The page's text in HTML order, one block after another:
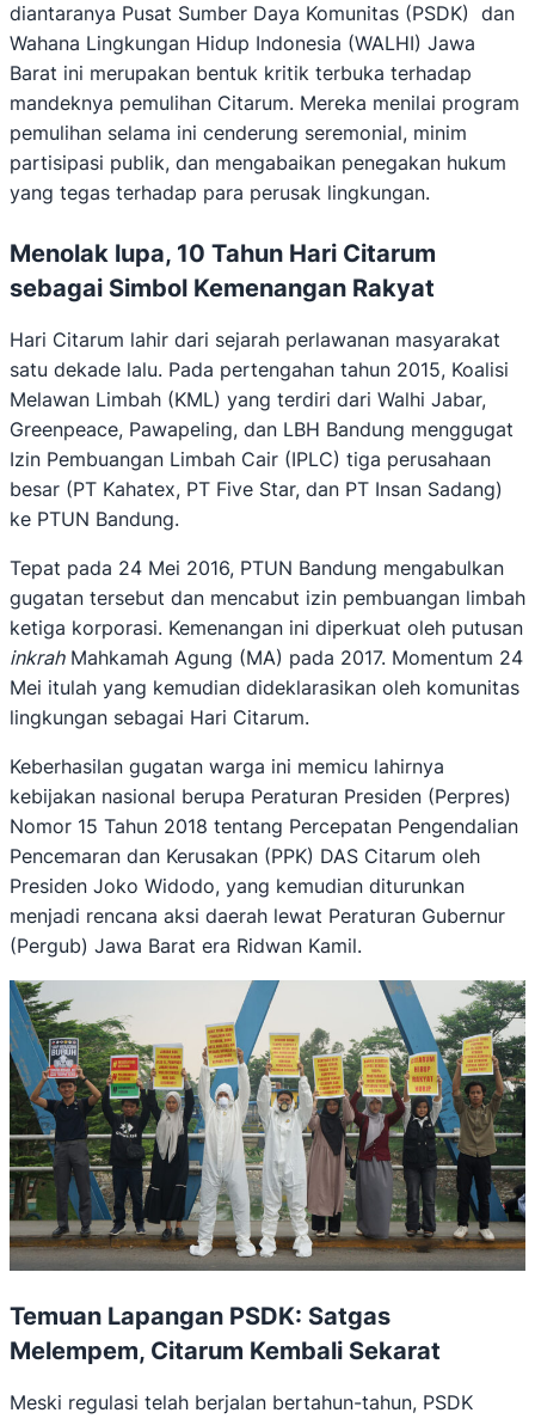
diantaranya Pusat Sumber Daya Komunitas (PSDK) dan
Wahana Lingkungan Hidup Indonesia (WALHI) Jawa
Barat ini merupakan bentuk kritik terbuka terhadap
mandeknya pemulihan Citarum. Mereka menilai program
pemulihan selama ini cenderung seremonial, minim
partisipasi publik, dan mengabaikan penegakan hukum
yang tegas terhadap para perusak lingkungan.
Menolak lupa, 10 Tahun Hari Citarum
sebagai Simbol Kemenangan Rakyat
Hari Citarum lahir dari sejarah perlawanan masyarakat
satu dekade lalu. Pada pertengahan tahun 2015, Koalisi
Melawan Limbah (KML) yang terdiri dari Walhi Jabar,
Greenpeace, Pawapeling, dan LBH Bandung menggugat
Izin Pembuangan Limbah Cair (IPLC) tiga perusahaan
besar (PT Kahatex, PT Five Star, dan PT Insan Sadang)
ke PTUN Bandung.
Tepat pada 24 Mei 2016, PTUN Bandung mengabulkan
gugatan tersebut dan mencabut izin pembuangan limbah
ketiga korporasi. Kemenangan ini diperkuat oleh putusan
inkrahMahkamah Agung (MA) pada 2017. Momentum 24
Mei itulah yang kemudian dideklarasikan oleh komunitas
lingkungan sebagai Hari Citarum.
Keberhasilan gugatan warga ini memicu lahirnya
kebijakan nasional berupa Peraturan Presiden (Perpres)
Nomor 15 Tahun 2018 tentang Percepatan Pengendalian
Pencemaran dan Kerusakan (PPK) DAS Citarum oleh
Presiden Joko Widodo, yang kemudian diturunkan
menjadi rencana aksi daerah lewat Peraturan Gubernur
(Pergub) Jawa Barat era Ridwan Kamil.
Temuan Lapangan PSDK: Satgas
Melempem, Citarum Kembali Sekarat
Meski regulasi telah berjalan bertahun-tahun, PSDK